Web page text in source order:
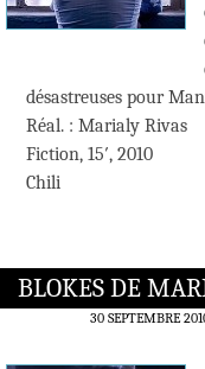
désastreuses pour
Réal. : Marialy Rivas
Fiction, 15′, 2010
Chili
BLOKES DE
30 SEPTEMBRE